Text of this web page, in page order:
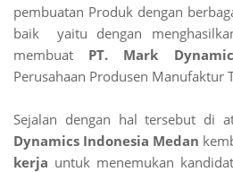
pembuatan Produk dengan
baik yaitu dengan
membuat PT. Mark
Perusahaan Produsen Manufaktur
Sejalan dengan hal tersebut di
Dynamics Indonesia Medan
kerja untuk menemukan